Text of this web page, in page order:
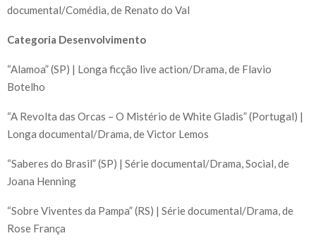
documental/Comédia, de Renato do Val
Categoria Desenvolvimento
“Alamoa” (SP) | Longa ficção live action/Drama, de Flavio
Botelho
“A Revolta das Orcas – O Mistério de White Gladis” (Portugal) |
Longa documental/Drama, de Victor Lemos
“Saberes do Brasil” (SP) | Série documental/Drama, Social, de
Joana Henning
“Sobre Viventes da Pampa” (RS) | Série documental/Drama, de
Rose França